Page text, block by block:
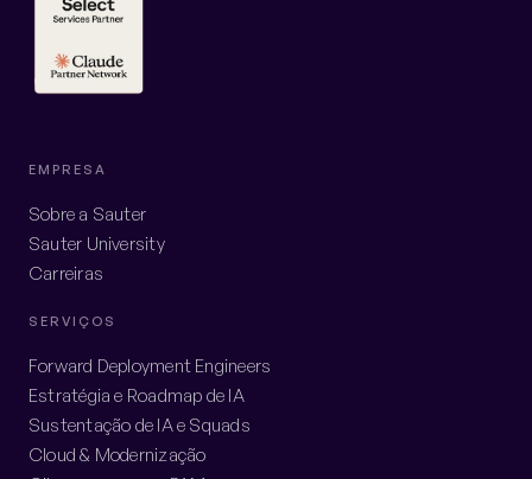
EMPRESA
Sobre a Sauter
Sauter University
Carreiras
SERVIÇOS
Forward Deployment Engineers
Estratégia e Roadmap de IA
Sustentação de IA e Squads
Cloud & Modernização